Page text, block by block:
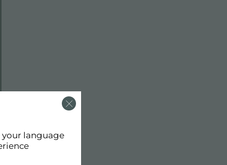
your language